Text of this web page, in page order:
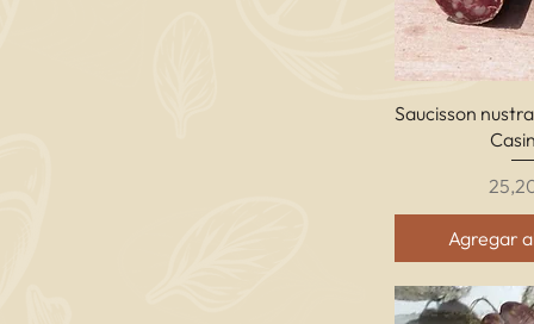
Vista
Saucisson
Agregar